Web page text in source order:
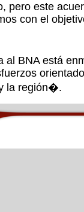
pero este
con el
BNA está
la región�.